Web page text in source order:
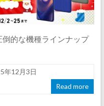
的な機種ラインナップ
年12月3日
Read more